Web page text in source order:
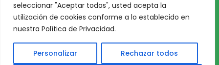
seleccionar "Aceptar todas", usted acepta la
utilización de cookies conforme a lo establecido en
nuestra Política de Privacidad.
Personalizar Rechazar todos
NOSOTROS
Inicio
Acceso Asociados
Nosotros
CENTRO DE AYUDA
Protección de Datos
Personales